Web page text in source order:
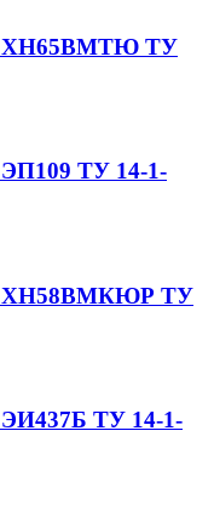
ХН65ВМТЮ ТУ
ЭП109 ТУ 14-1-
ХН58ВМКЮР ТУ
ЭИ437Б ТУ 14-1-